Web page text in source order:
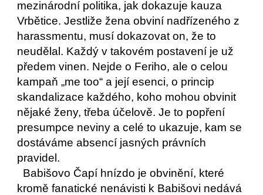
mezinárodní politika, jak dokazuje kauza
Vrbětice. Jestliže žena obviní nadřízeného z
harassmentu, musí dokazovat on, že to
neudělal. Každý v takovém postavení je už
předem vinen. Nejde o Feriho, ale o celou
kampaň „me too“ a její esenci, o princip
skandalizace každého, koho mohou obvinit
nějaké ženy, třeba účelově. Je to popření
presumpce neviny a celé to ukazuje, kam se
dostáváme absencí jasných právních
pravidel.
kromě fanatické nenávisti k Babišovi nedává